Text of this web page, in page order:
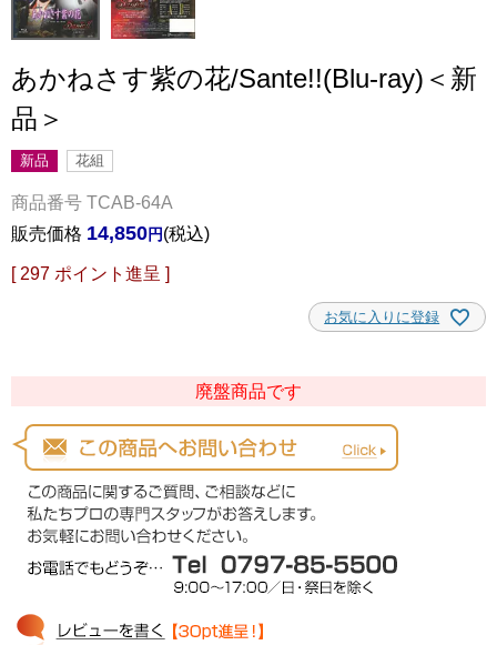
あかねさす紫の花/Sante!!(Blu-ray)＜新
品＞
新品 花組
商品番号 TCAB-64A
販売価格 14,850 税込
[ 297 ポイント進呈 ]
お気に入りに登録
廃盤商品です